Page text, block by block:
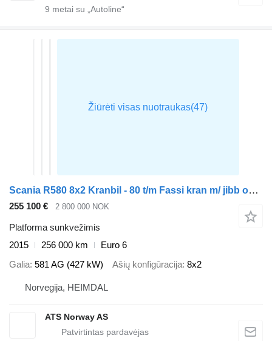
9 metai su „Autoline“
Scania R580 8x2 Kranbil - 80 t/m Fassi kran m/ jibb og vinsj
255 100 € 2 800 000 NOK
Platforma sunkvežimis
2015
256 000 km
Euro 6
Galia 581 AG (427 kW) Ašių konfigūracija 8x2
Norvegija, HEIMDAL
ATS Norway AS